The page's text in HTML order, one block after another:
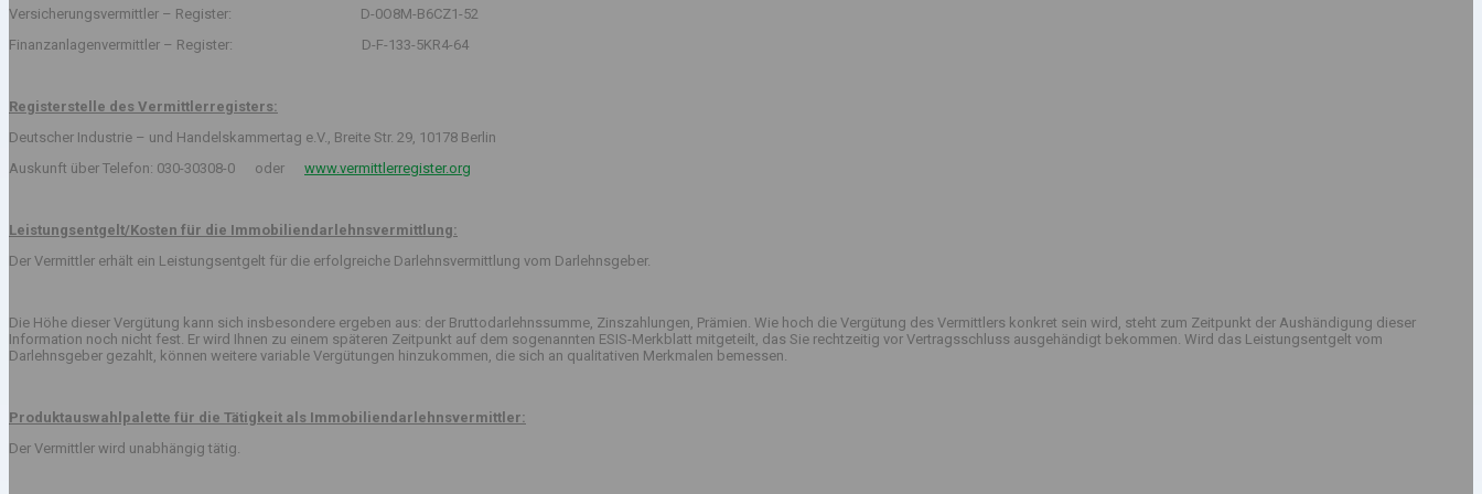
Versicherungsvermittler – Register: D-0O8M-B6CZ1-52
Finanzanlagenvermittler – Register: D-F-133-5KR4-64
Registerstelle des Vermittlerregisters:
Deutscher Industrie – und Handelskammertag e.V., Breite Str. 29, 10178 Berlin
Auskunft über Telefon: 030-30308-0 oder www.vermittlerregister.org
Leistungsentgelt/Kosten für die Immobiliendarlehnsvermittlung:
Der Vermittler erhält ein Leistungsentgelt für die erfolgreiche Darlehnsvermittlung vom Darlehnsgeber.
Die Höhe dieser Vergütung kann sich insbesondere ergeben aus: der Bruttodarlehnssumme, Zinszahlungen, Prämien. Wie hoch die Vergütung des Vermittlers konkret sein wird, steht zum Zeitpunkt der Aushändigung dieser
Information noch nicht fest. Er wird Ihnen zu einem späteren Zeitpunkt auf dem sogenannten ESIS-Merkblatt mitgeteilt, das Sie rechtzeitig vor Vertragsschluss ausgehändigt bekommen. Wird das Leistungsentgelt vom
Darlehnsgeber gezahlt, können weitere variable Vergütungen hinzukommen, die sich an qualitativen Merkmalen bemessen.
Produktauswahlpalette für die Tätigkeit als Immobiliendarlehnsvermittler:
Der Vermittler wird unabhängig tätig.